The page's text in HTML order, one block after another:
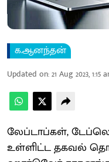
க.ஆனந்தன்
Updated on:21 Aug 2023, 1:15
லேப்டாப்கள்,
உள்ளிட்ட தகவல்